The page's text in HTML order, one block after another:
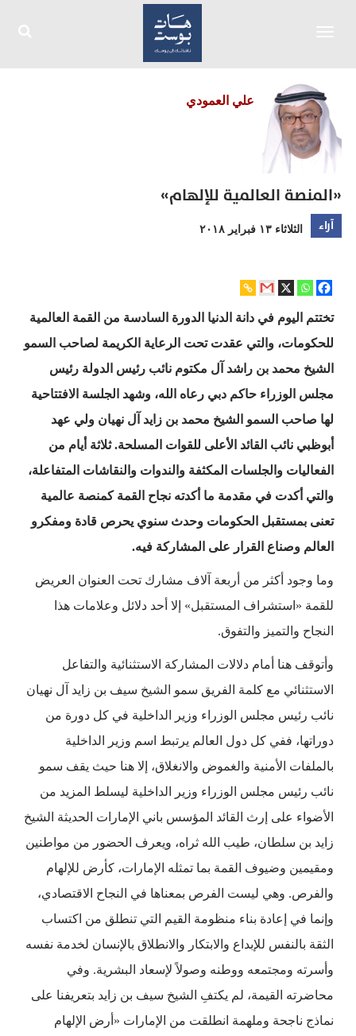
علي العمودي
«المنصة العالمية للإلهام»
آراء الثلاثاء ١٣ فبراير ٢٠١٨
تختتم اليوم في دانة الدنيا الدورة السادسة من القمة العالمية
للحكومات، والتي عقدت تحت الرعاية الكريمة لصاحب السمو
الشيخ محمد بن راشد آل مكتوم نائب رئيس الدولة رئيس
مجلس الوزراء حاكم دبي رعاه الله، وشهد الجلسة الافتتاحية
لها صاحب السمو الشيخ محمد بن زايد آل نهيان ولي عهد
أبوظبي نائب القائد الأعلى للقوات المسلحة. ثلاثة أيام من
الفعاليات والجلسات المكثفة والندوات والنقاشات المتفاعلة،
والتي أكدت في مقدمة ما أكدته نجاح القمة كمنصة عالمية
تعنى بمستقبل الحكومات وحدث سنوي يحرص قادة ومفكرو
العالم وصناع القرار على المشاركة فيه.
وما وجود أكثر من أربعة آلاف مشارك تحت العنوان العريض
للقمة «استشراف المستقبل» إلا أحد دلائل وعلامات هذا
النجاح والتميز والتفوق.
وأتوقف هنا أمام دلالات المشاركة الاستثنائية والتفاعل
الاستثنائي مع كلمة الفريق سمو الشيخ سيف بن زايد آل نهيان
نائب رئيس مجلس الوزراء وزير الداخلية في كل دورة من
دوراتها، ففي كل دول العالم يرتبط اسم وزير الداخلية
بالملفات الأمنية والغموض والانغلاق، إلا هنا حيث يقف سمو
نائب رئيس مجلس الوزراء وزير الداخلية ليسلط المزيد من
الأضواء على إرث القائد المؤسس باني الإمارات الحديثة الشيخ
زايد بن سلطان، طيب الله ثراه، ويعرف الحضور من مواطنين
ومقيمين وضيوف القمة بما تمثله الإمارات، كأرض للإلهام
والفرص. وهي ليست الفرص بمعناها في النجاح الاقتصادي،
وإنما في إعادة بناء منظومة القيم التي تنطلق من اكتساب
الثقة بالنفس للإبداع والابتكار والانطلاق بالإنسان لخدمة نفسه
وأسرته ومجتمعه ووطنه وصولاً لإسعاد البشرية. وفي
محاضرته القيمة، لم يكتفِ الشيخ سيف بن زايد بتعريفنا على
نماذج ناجحة وملهمة انطلقت من الإمارات «أرض الإلهام